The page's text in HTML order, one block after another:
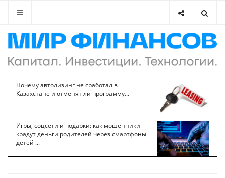
Почему автолизинг не сработал в
Казахстане и отменят ли программу...
Игры, соцсети и подарки: как мошенники
крадут деньги родителей через смартфоны
детей ...